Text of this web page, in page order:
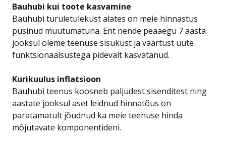
Bauhubi kui toote kasvamine
Bauhubi turuletulekust alates on meie hinnastus
püsinud muutumatuna. Ent nende peaaegu 7 aasta
jooksul oleme teenuse sisukust ja väärtust uute
funktsionaalsustega pidevalt kasvatanud.
Kurikuulus inflatsioon
Bauhubi teenus koosneb paljudest sisenditest ning
aastate jooksul aset leidnud hinnatõus on
paratamatult jõudnud ka meie teenuse hinda
mõjutavate komponentideni.